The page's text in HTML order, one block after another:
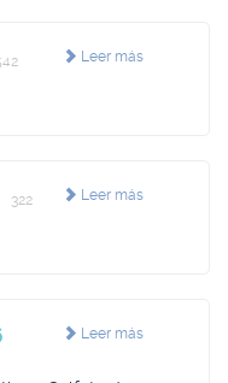
Leer más
Leer más
322
Leer más